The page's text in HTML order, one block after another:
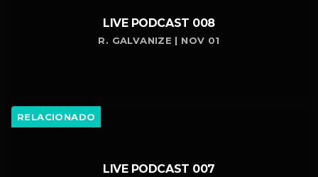
LIVE PODCAST 008
R. GALVANIZE | NOV 01
RELACIONADO
LIVE PODCAST 007